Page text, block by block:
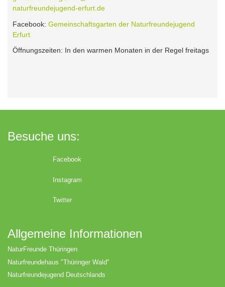
naturfreundejugend-erfurt.de
Facebook: Gemeinschaftsgarten der Naturfreundejugend
Erfurt
Öffnungszeiten: In den warmen Monaten in der Regel freitags
Besuche uns:
Facebook
Instagram
Twitter
Allgemeine Informationen
NaturFreunde Thüringen
Naturfreundehaus "Thüringer Wald"
Naturfreundejugend Deutschlands